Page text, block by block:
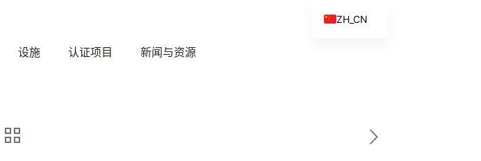
设施 认证项目 新闻与资源
ZH_CN